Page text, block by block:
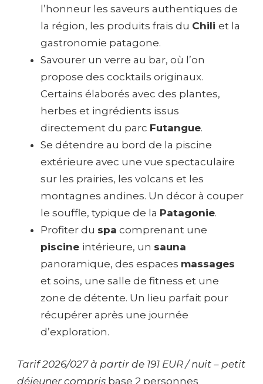
l’honneur les saveurs authentiques de
la région, les produits frais du Chili et la
gastronomie patagone.
Savourer un verre au bar, où l’on
propose des cocktails originaux.
Certains élaborés avec des plantes,
herbes et ingrédients issus
directement du parc Futangue.
Se détendre au bord de la piscine
extérieure avec une vue spectaculaire
sur les prairies, les volcans et les
montagnes andines. Un décor à couper
le souffle, typique de la Patagonie.
Profiter du spa comprenant une
piscine intérieure, un sauna
panoramique, des espaces massages
et soins, une salle de fitness et une
zone de détente. Un lieu parfait pour
récupérer après une journée
d’exploration.
Tarif 2026/027 à partir de 191 EUR / nuit – petit
déjeuner compris base 2 personnes